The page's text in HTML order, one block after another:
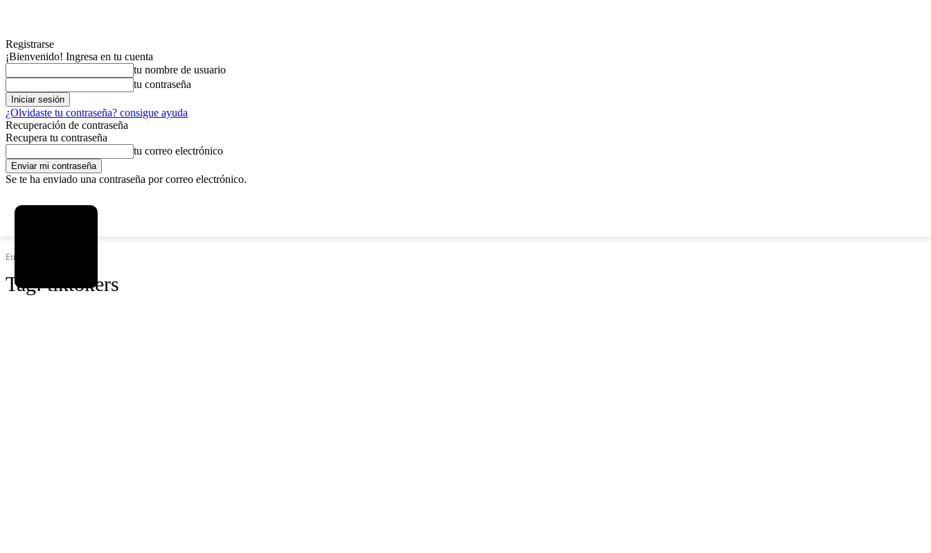
Registrarse
¡Bienvenido! Ingresa en tu cuenta
tu nombre de usuario
tu contraseña
¿Olvidaste tu contraseña? consigue ayuda
Recuperación de contraseña
Recupera tu contraseña
tu correo electrónico
Se te ha enviado una contraseña por correo electrónico.
Etiquetas
Tag:tiktokers